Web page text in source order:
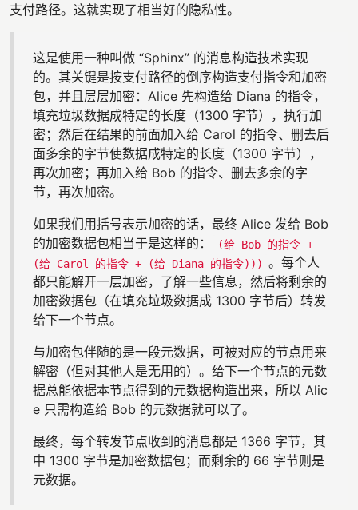
支付路径。这就实现了相当好的隐私性。
这是使用一种叫做 “Sphinx” 的消息构造技术实现
的。其关键是按支付路径的倒序构造支付指令和加密
包，并且层层加密：Alice 先构造给 Diana 的指令，
填充垃圾数据成特定的长度（1300 字节），执行加
密；然后在结果的前面加入给 Carol 的指令、删去后
面多余的字节使数据成特定的长度（1300 字节），
再次加密；再加入给 Bob 的指令、删去多余的字
节，再次加密。
如果我们用括号表示加密的话，最终 Alice 发给 Bob
的加密数据包相当于是这样的：
(给 Bob 的指令 +
(给 Carol 的指令 + (给 Diana 的指令))) 。每个人
都只能解开一层加密，了解一些信息，然后将剩余的
加密数据包（在填充垃圾数据成 1300 字节后）转发
给下一个节点。
与加密包伴随的是一段元数据，可被对应的节点用来
解密（但对其他人是无用的）。给下一个节点的元数
据总能依据本节点得到的元数据构造出来，所以 Alic
e 只需构造给 Bob 的元数据就可以了。
最终，每个转发节点收到的消息都是 1366 字节，其
中 1300 字节是加密数据包；而剩余的 66 字节则是
元数据。